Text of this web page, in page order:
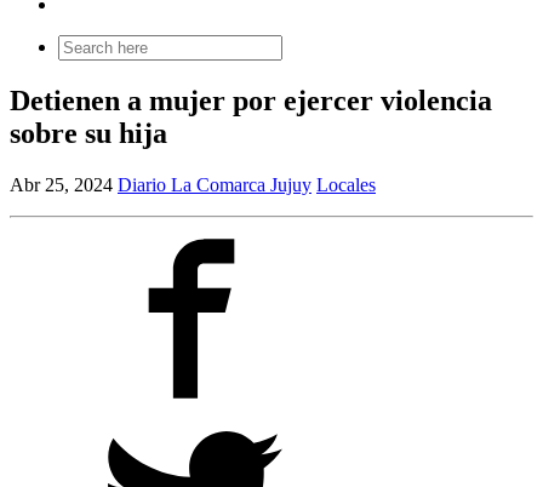
Search
for:
Detienen a mujer por ejercer violencia
sobre su hija
Abr 25, 2024 Diario La Comarca Jujuy Locales